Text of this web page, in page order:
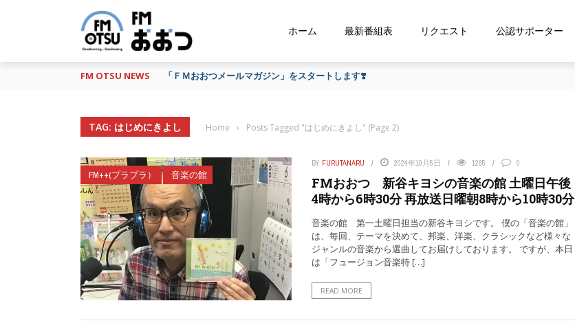
ホーム 最新番組表 リクエスト 公認サポーター
FM OTSU NEWS 「ＦＭおおつメールマガジン」をスタートします❣️
TAG: はじめにきよし Home › Posts Tagged "はじめにきよし" (Page 2)
FM++(プラプラ） 音楽の館
BY FURUTANARU 2024年10月5日 1265 0
FMおおつ 新谷キヨシの音楽の館 土曜日午後
4時から6時30分 再放送日曜朝8時から10時30分
音楽の館 第一土曜日担当の新谷キヨシです。 僕の「音楽の館」
は、毎回、テーマを決めて、邦楽、洋楽、クラシックなど様々な
ジャンルの音楽から選曲してお届けしております。 ですが、本日
は「フュージョン音楽特 […]
READ MORE